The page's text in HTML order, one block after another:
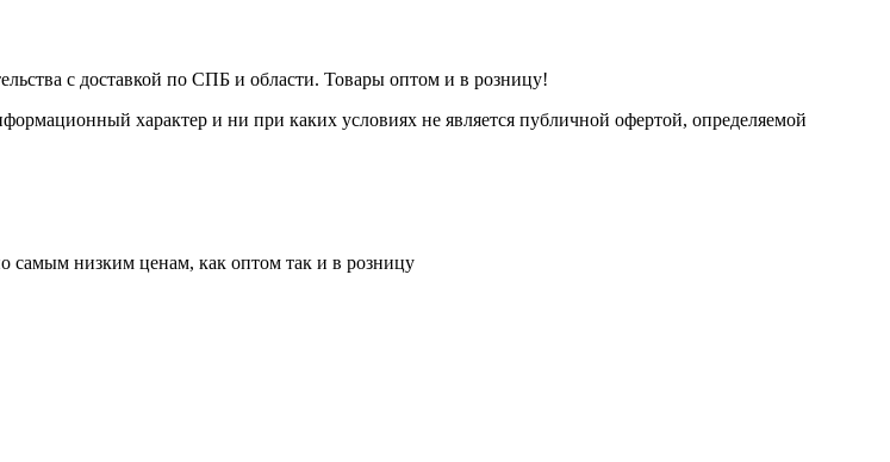
с доставкой по СПБ и области. Товары оптом и в розницу!
характер и ни при каких условиях не является публичной офертой, определяемой
самым низким ценам, как оптом так и в розницу